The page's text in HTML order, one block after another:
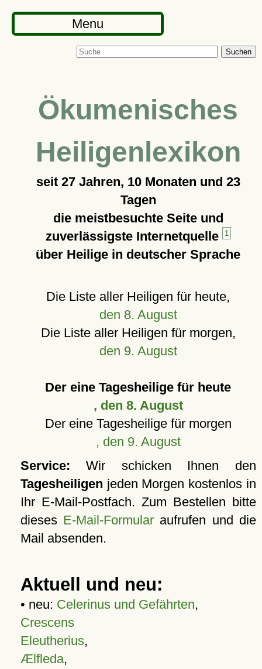
Menu
Suchen
Ökumenisches
Heiligenlexikon
seit 27 Jahren, 10 Monaten und 23
Tagen
die meistbesuchte Seite und
zuverlässigste Internetquelle
1
über Heilige in deutscher Sprache
Die Liste aller Heiligen für heute,
den 8. August
Die Liste aller Heiligen für morgen,
den 9. August
Der eine Tagesheilige für heute
, den 8. August
Der eine Tagesheilige für morgen
, den 9. August
Service: Wir schicken Ihnen den
Tagesheiligen jeden Morgen kostenlos in
Ihr E-Mail-Postfach. Zum Bestellen bitte
dieses E-Mail-Formular aufrufen und die
Mail absenden.
Aktuell und neu:
• neu: Celerinus und Gefährten,
Crescens
Eleutherius,
Ælfleda,